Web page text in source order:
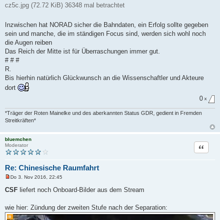
cz5c.jpg (72.72 KiB) 36348 mal betrachtet
Inzwischen hat NORAD sicher die Bahndaten, ein Erfolg sollte gegeben
sein und manche, die im ständigen Focus sind, werden sich wohl noch
die Augen reiben
Das Reich der Mitte ist für Überraschungen immer gut.
# # #
R.
Bis hierhin natürlich Glückwunsch an die Wissenschaftler und Akteure
dort
0 x
*Träger der Roten Mainelke und des aberkannten Status GDR, gedient in Fremden
Streitkräften*
bluemchen
Moderator
Re: Chinesische Raumfahrt
Zitat
n
g
e
s
Do 3. Nov 2016, 22:45
CSF liefert noch Onboard-Bilder aus dem Stream
wie hier: Zündung der zweiten Stufe nach der Separation: